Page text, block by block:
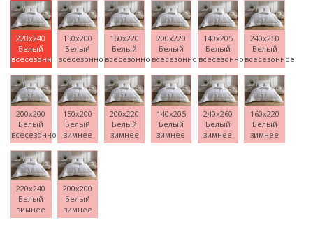
220x240
Белый
всесезонное
150x200
Белый
всесезонное
160x220
Белый
всесезонное
200x220
Белый
всесезонное
140x205
Белый
всесезонное
240x260
Белый
всесезонное
200x200
Белый
всесезонное
150x200
Белый
зимнее
200x220
Белый
зимнее
140x205
Белый
зимнее
240x260
Белый
зимнее
160x220
Белый
зимнее
220x240
Белый
зимнее
200x200
Белый
зимнее